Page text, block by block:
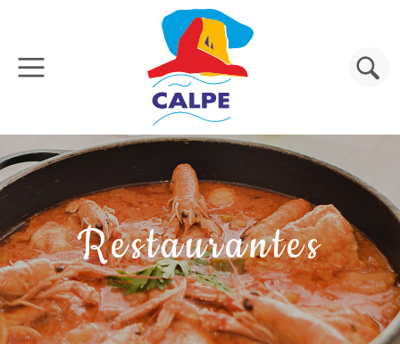
Pasar al contenido principal
Buscar
Restaurantes